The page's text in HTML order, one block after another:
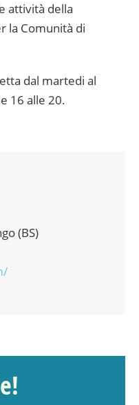
attività della
la Comunità di
dal martedi al
16 alle 20.
(BS)